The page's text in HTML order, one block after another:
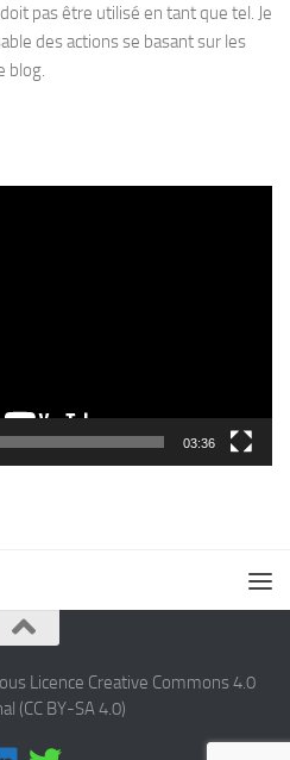
pas être utilisé en tant que tel. Je
des actions se basant sur les
blog.
03:36
Licence Creative Commons 4.0
(CC BY-SA 4.0)